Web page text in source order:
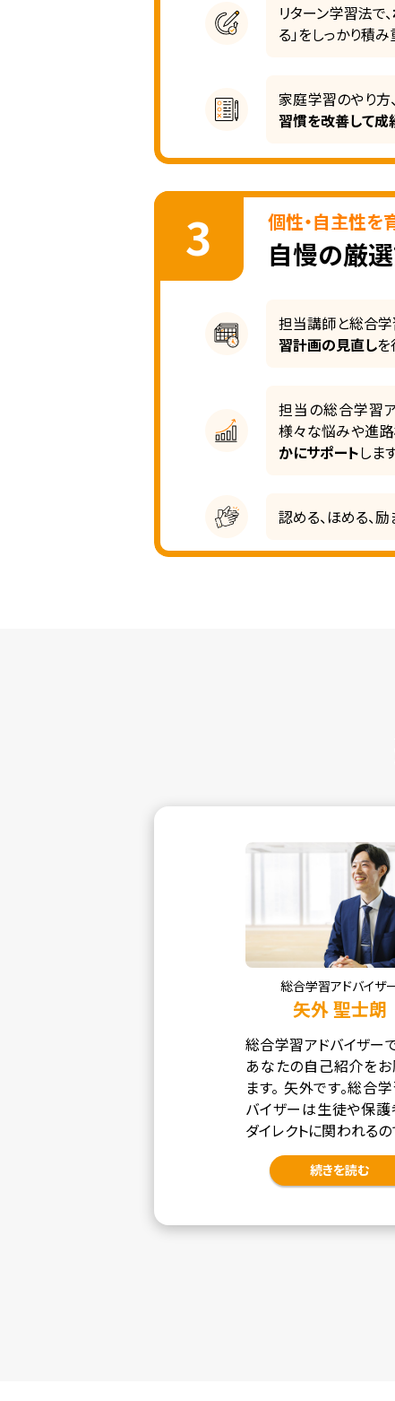
リターン学習法で、
る」をしっかり積み
家庭学習のやり方
習慣を改善して成
3 個性・自主性を
自慢の厳
担当講師と総合学
習計画の見直しを
担当の総合学習
様々な悩みや進路
かにサポートしま
認める、ほめる、励
総合学習アドバイザ
矢外 聖士朗
総合学習アドバイザー
あなたの自己紹介をお
ます。 矢外です。総合
バイザーは生徒や保護
ダイレクトに関われるの
やりがいを感じています
イベートでは、旅行など
んでいます。 目標、夢は
続きを読む